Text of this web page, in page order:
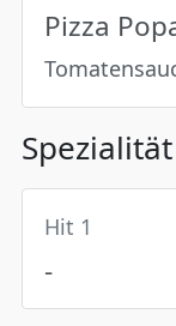
Pizza
Spezialität
Hit 1
-